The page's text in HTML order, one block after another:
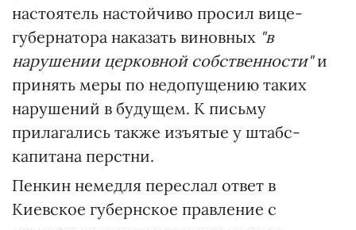
настоятель настойчиво просил вице-
губернатора наказать виновных "в
нарушении церковной собственности"и
принять меры по недопущению таких
нарушений в будущем. К письму
прилагались также изъятые у штабс-
капитана перстни.
Пенкин немедля переслал ответ в
Киевское губернское правление с